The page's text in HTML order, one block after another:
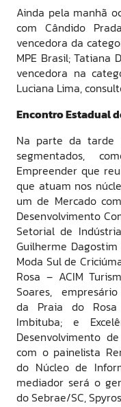
Ainda pela manhã
com Cândido
vencedora da
MPE Brasil; Tatiana
vencedora na
Luciana Lima,
Encontro Estadual
Na parte da tarde
segmentados,
Empreender que
que atuam nos
um de Mercado
Desenvolvimento
Setorial de
Guilherme
Moda Sul de
Rosa – ACIM
Soares,
da Praia do Rosa
Imbituba; e
Desenvolvimento
com o painelista
do Núcleo de
mediador será o
do Sebrae/SC,